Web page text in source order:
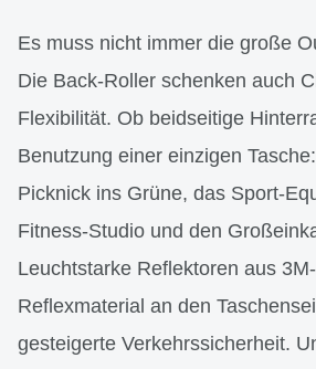
Es muss nicht immer die große
Die Back-Roller schenken auch
Flexibilität. Ob beidseitige
Benutzung einer einzigen
Picknick ins Grüne, das Sport-
Fitness-Studio und den
Leuchtstarke Reflektoren aus
Reflexmaterial an den
gesteigerte Verkehrssicherheit.